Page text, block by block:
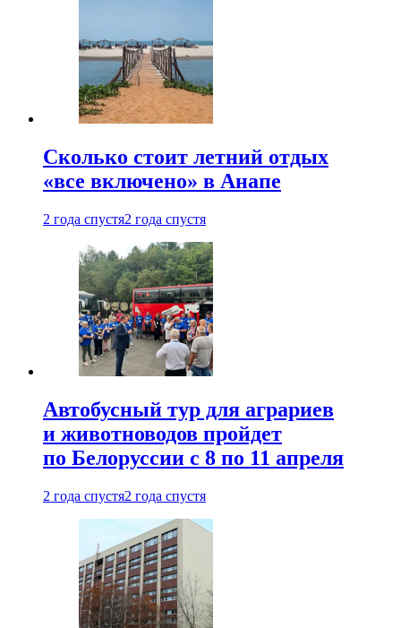
Сколько стоит летний отдых
«все включено» в Анапе
2 года спустя2 года спустя
Автобусный тур для аграриев
и животноводов пройдет
по Белоруссии с 8 по 11 апреля
2 года спустя2 года спустя